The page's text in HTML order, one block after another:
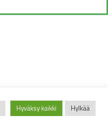
Hyväksy kaikki Hylkää